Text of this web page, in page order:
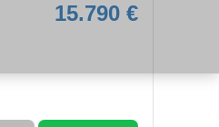
15.790 €